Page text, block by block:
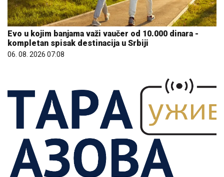
Evo u kojim banjama važi vaučer od 10.000 dinara -
kompletan spisak destinacija u Srbiji
06. 08. 2026 07:08